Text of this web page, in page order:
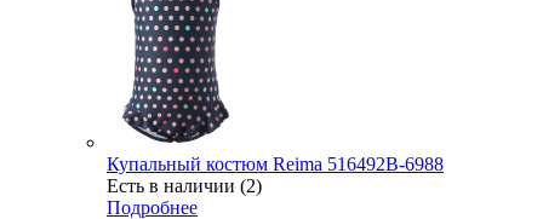
Купальный костюм Reima 516492В-6988
Есть в наличии (2)
Подробнее